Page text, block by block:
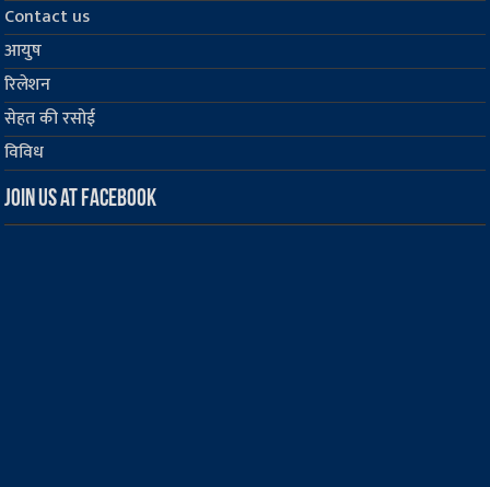
Contact us
आयुष
रिलेशन
सेहत की रसोई
विविध
Join us at Facebook